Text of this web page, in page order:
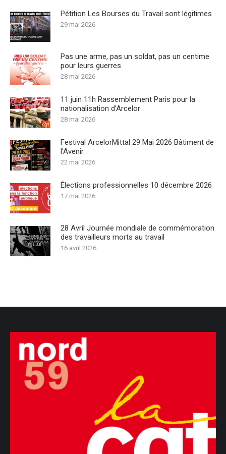
Pétition Les Bourses du Travail sont légitimes
29 mai 2026
Pas une arme, pas un soldat, pas un centime
pour leurs guerres
28 mai 2026
11 juin 11h Rassemblement Paris pour la
nationalisation d’Arcelor
28 mai 2026
Festival ArcelorMittal 29 Mai 2026 Bâtiment de
l’Avenir
22 mai 2026
Élections professionnelles 10 décembre 2026
17 mai 2026
28 Avril Journée mondiale de commémoration
des travailleurs morts au travail
16 avril 2026